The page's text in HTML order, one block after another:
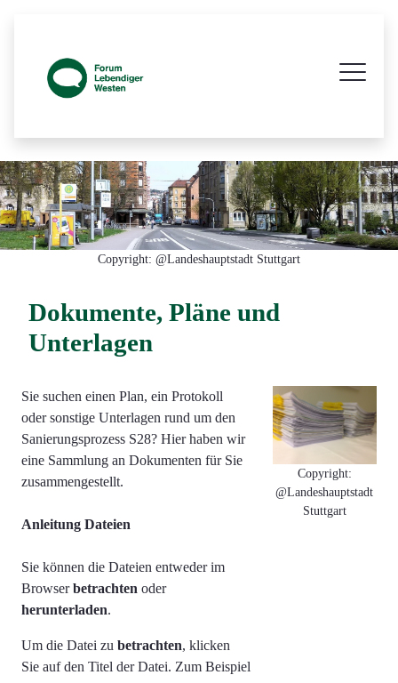
Copyright: @Landeshauptstadt Stuttgart
Dokumente, Pläne und
Unterlagen
Sie suchen einen Plan, ein Protokoll
oder sonstige Unterlagen rund um den
Sanierungsprozess S28? Hier haben wir
eine Sammlung an Dokumenten für Sie
zusammengestellt.
Anleitung Dateien
Sie können die Dateien entweder im
Browserbetrachten oder
herunterladen.
Um die Datei zu betrachten, klicken
Sie auf den Titel der Datei. Zum Beispiel
Copyright:
@Landeshauptstadt
Stuttgart